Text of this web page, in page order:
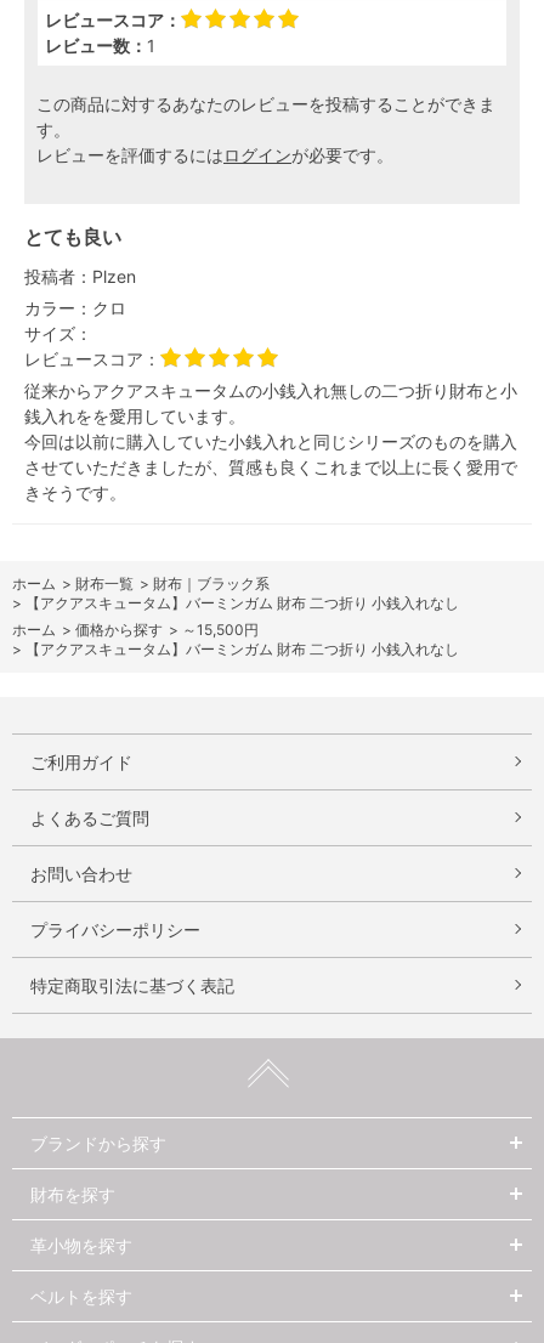
レビュースコア：
レビュー数： 1
この商品に対するあなたのレビューを投稿することができま
す。
レビューを評価するにはログインが必要です。
とても良い
投稿者： Plzen
カラー： クロ
サイズ：
レビュースコア：
従来からアクアスキュータムの小銭入れ無しの二つ折り財布と小
銭入れをを愛用しています。
今回は以前に購入していた小銭入れと同じシリーズのものを購入
させていただきましたが、質感も良くこれまで以上に長く愛用で
きそうです。
ホーム > 財布一覧 > 財布｜ブラック系
>
【アクアスキュータム】バーミンガム 財布 二つ折り 小銭入れなし
ホーム > 価格から探す > ～15,500円
>
【アクアスキュータム】バーミンガム 財布 二つ折り 小銭入れなし
ご利用ガイド
よくあるご質問
お問い合わせ
プライバシーポリシー
特定商取引法に基づく表記
ブランドから探す
財布を探す
革小物を探す
ベルトを探す